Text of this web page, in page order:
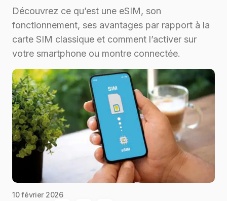
Découvrez ce qu’est une eSIM, son
fonctionnement, ses avantages par rapport à la
carte SIM classique et comment l’activer sur
votre smartphone ou montre connectée.
10 février 2026